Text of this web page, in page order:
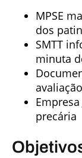
MPSE
dos
SMTT
minuta
avaliação
precária